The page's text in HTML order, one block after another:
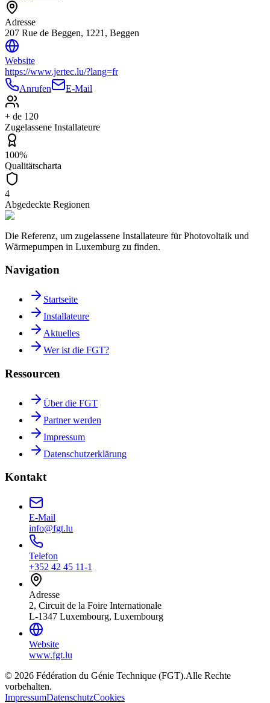
Adresse
207 Rue de Beggen, 1221, Beggen
Website
https://www.jertec.lu/?lang=fr
Anrufen
E-Mail
+ de 120
Zugelassene Installateure
100%
Qualitätscharta
4
Abgedeckte Regionen
Die Referenz, um zugelassene Installateure für Photovoltaik und
Wärmepumpen in Luxemburg zu finden.
Navigation
Startseite
Installateure
Aktuelles
Wer ist die FGT?
Ressourcen
Über die FGT
Partner werden
Impressum
Datenschutzerklärung
Kontakt
E-Mail
info@fgt.lu
Telefon
+352 42 45 11-1
Adresse
2, Circuit de la Foire Internationale
L-1347 Luxembourg, Luxembourg
Website
www.fgt.lu
© 2026 Fédération du Génie Technique (FGT).Alle Rechte
vorbehalten.
ImpressumDatenschutzCookies